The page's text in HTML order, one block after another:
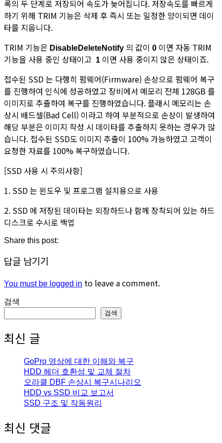
록의 두 단계로 저장되어 속도가 늦어집니다. 저장속도를 빠르게
하기 위해 TRIM 기능은 삭제 후 즉시 또는 일정한 양이되면 데이
타를 지웁니다.
TRIM 기능은 DisableDeleteNotify 의 값이 0 이면 자동 TRIM
기능을 사용 중인 상태이고 1 이면 사용 중이지 않은 상태이죠.
접수된 SSD 는 다행히 펌웨어(Firmware) 손상으로 펌웨어 복구
를 진행하여 인식에 성공하였고 장비에서 메모리 전체 128GB 를
이미지로 추출하여 복구를 진행하였습니다. 플래시 메모리는 손
상시 배드셀(Bad Cell) 이라고 하여 부분적으로 손상이 발생하여
해당 부분은 이미지 작성 시 데이타를 추출하지 못하는 경우가 많
습니다. 접수된 SSD도 이미지 추출이 100% 가능하였고 고객이
요청한 자료를 100% 복구하였습니다.
[SSD 사용 시 주의사항]
1. SSD 는 윈도우 및 프로그램 설치용으로 사용
2. SSD 에 저장된 데이타는 외장하드나 함께 장착되어 있는 하드
디스크로 수시로 백업
Share this post:
답글 남기기
You must be logged in to leave a comment.
검색
검색
최신 글
GoPro 영상에 대한 이해와 복구
HDD 헤더 호환성 및 교체 절차
오라클 DBF 손상시 복구시나리오
HDD vs SSD 비교 보고서
SSD 구조 및 작동원리
최신 댓글